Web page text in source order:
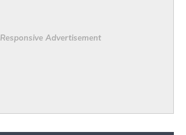
Responsive Advertisement